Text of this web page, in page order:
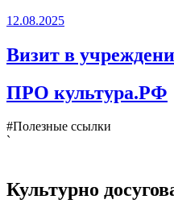
12.08.2025
Визит в
ПРО культура.РФ
#Полезные ссылки
`
Культурно